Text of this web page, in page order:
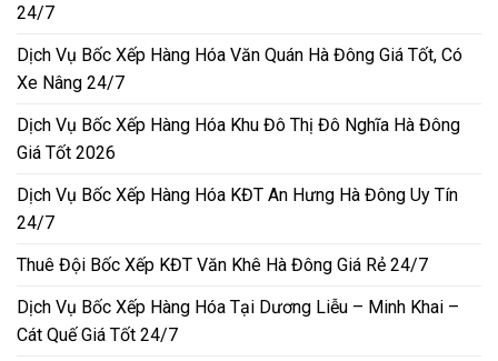
24/7
Dịch Vụ Bốc Xếp Hàng Hóa Văn Quán Hà Đông Giá Tốt, Có
Xe Nâng 24/7
Dịch Vụ Bốc Xếp Hàng Hóa Khu Đô Thị Đô Nghĩa Hà Đông
Giá Tốt 2026
Dịch Vụ Bốc Xếp Hàng Hóa KĐT An Hưng Hà Đông Uy Tín
24/7
Thuê Đội Bốc Xếp KĐT Văn Khê Hà Đông Giá Rẻ 24/7
Dịch Vụ Bốc Xếp Hàng Hóa Tại Dương Liễu – Minh Khai –
Cát Quế Giá Tốt 24/7